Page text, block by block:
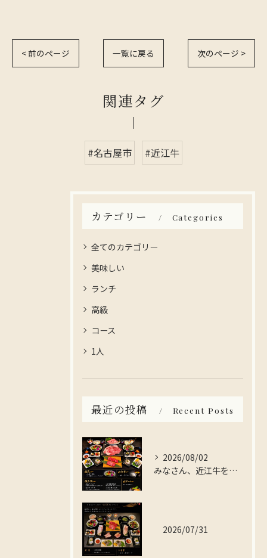
< 前のページ 一覧に戻る 次のページ >
関連タグ
#名古屋市 #近江牛
カテゴリー Categories
全てのカテゴリー
美味しい
ランチ
高級
コース
1人
最近の投稿 Recent Posts
2026/08/02
みなさん、近江牛を存分に楽しんでみませんか？
2026/07/31